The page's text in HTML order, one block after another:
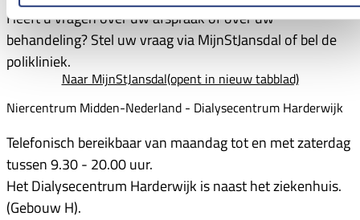
Heeft u vragen over uw afspraak of over uw
behandeling? Stel uw vraag via MijnStJansdal of bel de
polikliniek.
Naar MijnStJansdal(opent in nieuw tabblad)
Niercentrum Midden-Nederland - Dialysecentrum Harderwijk
Telefonisch bereikbaarvan maandag tot en met zaterdag
tussen 9.30 - 20.00 uur.
Het Dialysecentrum Harderwijk is naast het ziekenhuis.
(Gebouw H).